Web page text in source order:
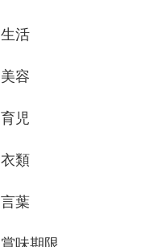
生活
美容
育児
衣類
言葉
賞味期限